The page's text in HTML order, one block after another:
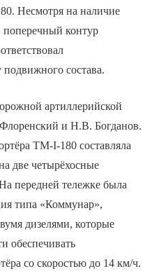
Несмотря на наличие
контур
состава.
артиллерийской
и Н.В. Богданов.
ТМ-I-180 составляла
две четырёхосные
передней тележке была
типа «Коммунар»,
дизелями, которые
обеспечивать
со скоростью до 14 км/ч.